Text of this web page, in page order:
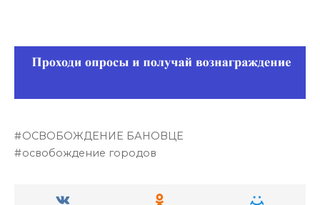
ОСВОБОЖДЕНИЕ БАНОВЦЕ
освобождение городов